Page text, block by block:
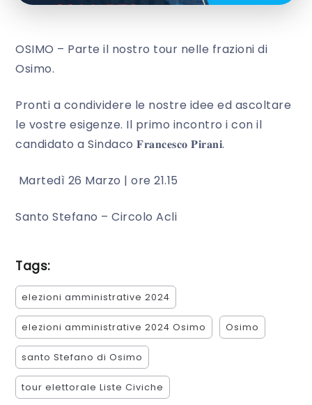
OSIMO – Parte il nostro tour nelle frazioni di
Osimo.
Pronti a condividere le nostre idee ed ascoltare
le vostre esigenze. Il primo incontro i con il
candidato a Sindaco 𝐅𝐫𝐚𝐧𝐜𝐞𝐬𝐜𝐨 𝐏𝐢𝐫𝐚𝐧𝐢.
Martedì 26 Marzo | ore 21.15
Santo Stefano – Circolo Acli
Tags:
elezioni amministrative 2024
elezioni amministrative 2024 Osimo Osimo
santo Stefano di Osimo
tour elettorale Liste Civiche